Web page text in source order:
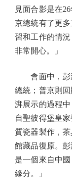
見面合影是在
京總統有了更
習和工作的情
非常開心。」
會面中，彭
總統；普京則
湃展示的過程
自聖彼得堡皇
質瓷器製作，
館藏品復原。
是一個來自中
緣分。」